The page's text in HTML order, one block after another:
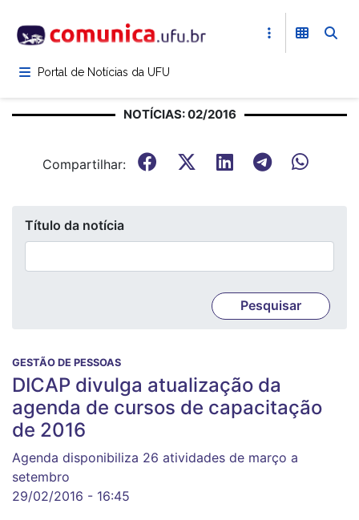
para
conteúdoPortal de Notícias da UFU
NOTÍCIAS: 02/2016
Compartilhar:
Título da notícia
GESTÃO DE PESSOAS
DICAP divulga atualização da
agenda de cursos de capacitação
de 2016
Agenda disponibiliza 26 atividades de março a
setembro
29/02/2016 - 16:45